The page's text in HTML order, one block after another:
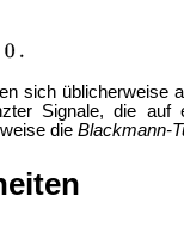
sich üblicherweise
Signale, die
die Blackmann-